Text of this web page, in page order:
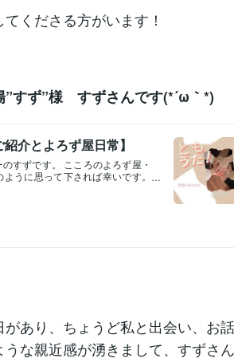
くださる方がいます！
”すず”様 すずさんです(*´ω｀*)
介とよろず屋日常】
すずです。 こころのよろず屋・
うに思って下されば幸いです。
、大切な日常を綴ります。 昨日
でも、ご本人ではなくて。息子
した。とは言ってもお亡くなり
ではなく。説明をすると、この
場友達だったのです。先週２月
ました。なぜなら、彼はわたしの
が遅れてごめんな。親父と仲良く
連絡先は厳選してたみたいだから
つての職場の友人の声はお父様
あり、ちょうど私と出会い、お
な親近感が湧きまして、すずさ